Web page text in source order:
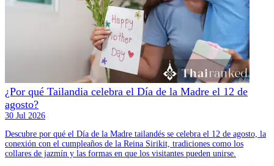
¿Por qué Tailandia celebra el Día de la Madre el 12 de
agosto?
30 Jul 2026
Descubre por qué el Día de la Madre tailandés se celebra el 12 de agosto, la
conexión con el cumpleaños de la Reina Sirikit, tradiciones como los
collares de jazmín y las formas en que los visitantes pueden unirse.